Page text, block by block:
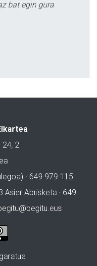
bat egin gura
24, 2
· 649 979 115
Asier Abrisketa · 649